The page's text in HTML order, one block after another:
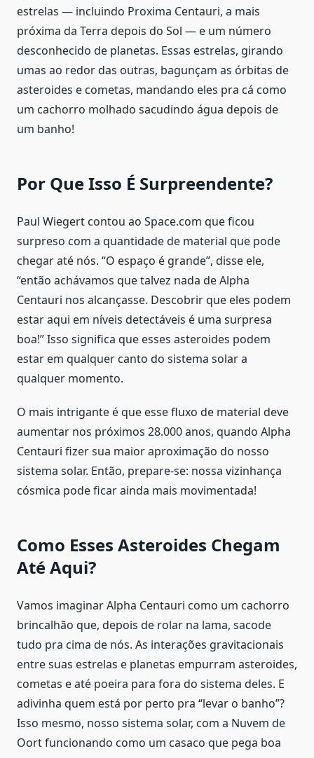
estrelas — incluindo Proxima Centauri, a mais
próxima da Terra depois do Sol — e um número
desconhecido de planetas. Essas estrelas, girando
umas ao redor das outras, bagunçam as órbitas de
asteroides e cometas, mandando eles pra cá como
um cachorro molhado sacudindo água depois de
um banho!
Por Que Isso É Surpreendente?
Paul Wiegert contou ao Space.com que ficou
surpreso com a quantidade de material que pode
chegar até nós. “O espaço é grande”, disse ele,
“então achávamos que talvez nada de Alpha
Centauri nos alcançasse. Descobrir que eles podem
estar aqui em níveis detectáveis é uma surpresa
boa!” Isso significa que esses asteroides podem
estar em qualquer canto do sistema solar a
qualquer momento.
O mais intrigante é que esse fluxo de material deve
aumentar nos próximos 28.000 anos, quando Alpha
Centauri fizer sua maior aproximação do nosso
sistema solar. Então, prepare-se: nossa vizinhança
cósmica pode ficar ainda mais movimentada!
Como Esses Asteroides Chegam
Até Aqui?
Vamos imaginar Alpha Centauri como um cachorro
brincalhão que, depois de rolar na lama, sacode
tudo pra cima de nós. As interações gravitacionais
entre suas estrelas e planetas empurram asteroides,
cometas e até poeira para fora do sistema deles. E
adivinha quem está por perto pra “levar o banho”?
Isso mesmo, nosso sistema solar, com a Nuvem de
Oort funcionando como um casaco que pega boa